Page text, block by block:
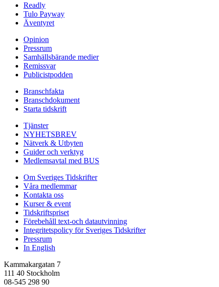
Readly
Tulo Payway
Äventyret
Opinion
Pressrum
Samhällsbärande medier
Remissvar
Publicistpodden
Branschfakta
Branschdokument
Starta tidskrift
Tjänster
NYHETSBREV
Nätverk & Utbyten
Guider och verktyg
Medlemsavtal med BUS
Om Sveriges Tidskrifter
Våra medlemmar
Kontakta oss
Kurser & event
Tidskriftspriset
Förebehåll text-och datautvinning
Integritetspolicy för Sveriges Tidskrifter
Pressrum
In English
Kammakargatan 7
111 40 Stockholm
08-545 298 90